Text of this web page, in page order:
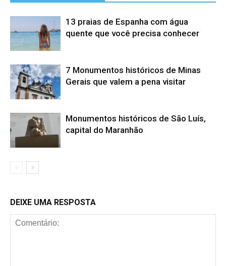
13 praias de Espanha com água
quente que você precisa conhecer
7 Monumentos históricos de Minas
Gerais que valem a pena visitar
Monumentos históricos de São Luís,
capital do Maranhão
DEIXE UMA RESPOSTA